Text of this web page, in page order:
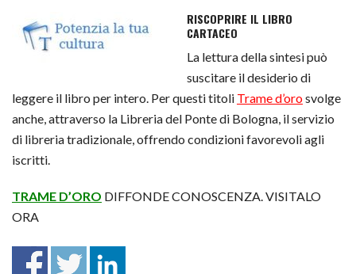
RISCOPRIRE IL LIBRO
CARTACEO
La lettura della sintesi può
suscitare il desiderio di
leggere il libro per intero. Per questi titoli Trame d’orosvolge
anche, attraverso la Libreria del Ponte di Bologna, il servizio
di libreria tradizionale, offrendo condizioni favorevoli agli
iscritti.
TRAME D’ORO DIFFONDE CONOSCENZA. VISITALO
ORA